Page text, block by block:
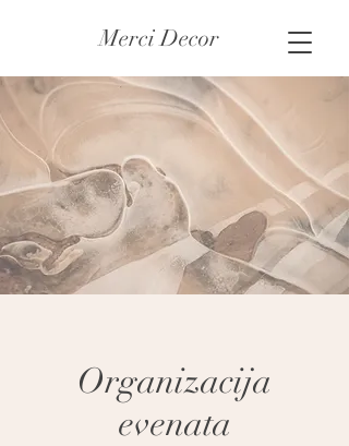
Merci Decor
Organizacija
evenata